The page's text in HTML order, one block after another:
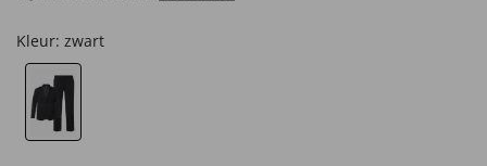
Kleur: zwart